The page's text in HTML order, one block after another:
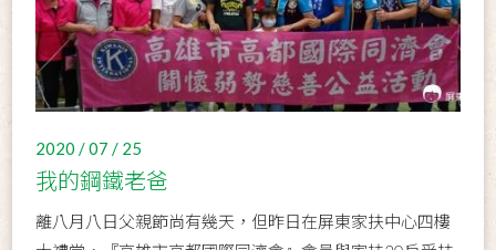
2020 / 07 / 25
我的鋼鐵老爸
離八月八日父親節尚有幾天，但昨日在屏東家扶中心四樓